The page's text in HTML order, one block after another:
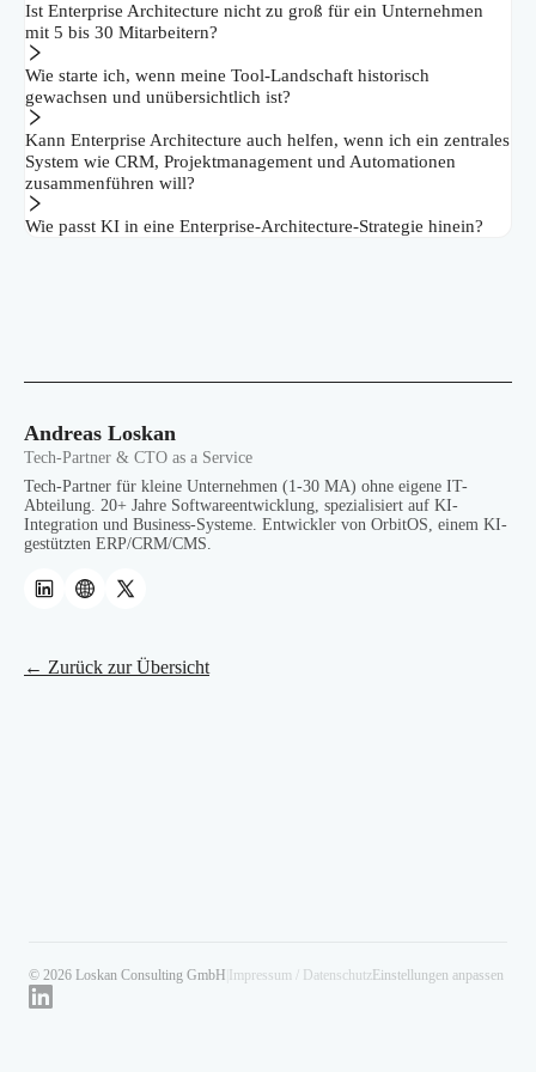
Ist Enterprise Architecture nicht zu groß für ein Unternehmen
mit 5 bis 30 Mitarbeitern?
Wie starte ich, wenn meine Tool-Landschaft historisch
gewachsen und unübersichtlich ist?
Kann Enterprise Architecture auch helfen, wenn ich ein zentrales
System wie CRM, Projektmanagement und Automationen
zusammenführen will?
Wie passt KI in eine Enterprise-Architecture-Strategie hinein?
Andreas Loskan
Tech-Partner & CTO as a Service
Tech-Partner für kleine Unternehmen (1-30 MA) ohne eigene IT-
Abteilung. 20+ Jahre Softwareentwicklung, spezialisiert auf KI-
Integration und Business-Systeme. Entwickler von OrbitOS, einem KI-
gestützten ERP/CRM/CMS.
← Zurück zur Übersicht
© 2026 Loskan Consulting GmbH Impressum / Datenschutz Einstellungen anpassen